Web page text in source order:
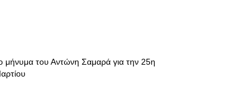
μήνυμα του Αντώνη Σαμαρά για την 25η